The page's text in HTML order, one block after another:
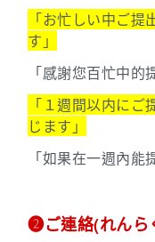
「お忙しい中ご
す」
「感謝您百忙中的
「１週間以内に
じます」
「如果在一週內能
➋ご連絡(れんら